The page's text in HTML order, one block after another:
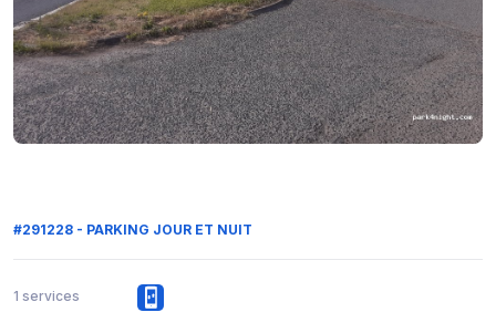
#291228 - PARKING JOUR ET NUIT
1 services